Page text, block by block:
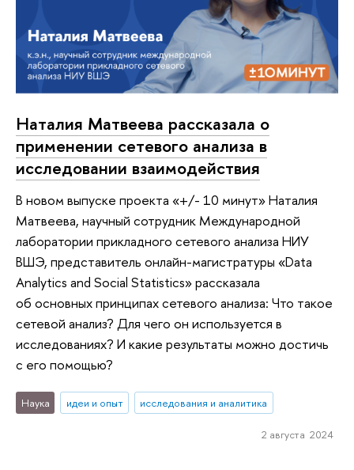
Наталия Матвеева рассказала о
применении сетевого анализа в
исследовании взаимодействия
В новом выпуске проекта «+/- 10 минут» Наталия
Матвеева, научный сотрудник Международной
лаборатории прикладного сетевого анализа НИУ
ВШЭ, представитель онлайн-магистратуры «Data
Analytics and Social Statistics» рассказала
об основных принципах сетевого анализа: Что такое
сетевой анализ? Для чего он используется в
исследованиях? И какие результаты можно достичь
с его помощью?
Наука идеи и опыт исследования и аналитика
2 августа 2024